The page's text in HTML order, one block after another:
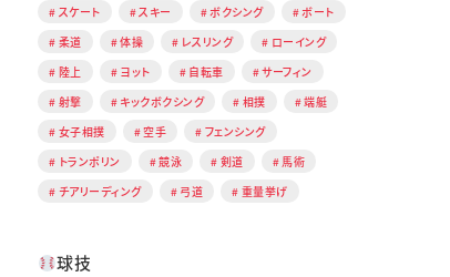
スケート スキー ボクシング
ボート
柔道
体操 レスリング
ローイング
陸上
ヨット 自転車
サーフィン
射撃
キックボクシング 相撲
端艇
女子相撲
空手
フェンシング
トランポリン
競泳 剣道
馬術
チアリーディング
弓道 重量挙げ
球技